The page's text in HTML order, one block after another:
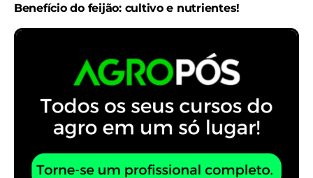
Benefício do feijão: cultivo e nutrientes!